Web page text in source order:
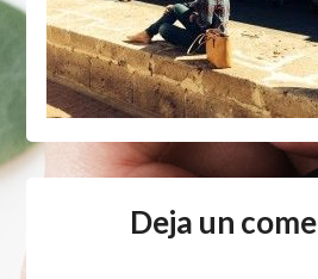
Deja un